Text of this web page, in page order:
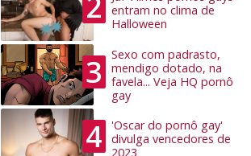
entram no clima de
Halloween
3
Sexo com padrasto,
mendigo dotado, na
favela... Veja HQ pornô
gay
4
'Oscar do pornô gay'
divulga vencedores de
2023